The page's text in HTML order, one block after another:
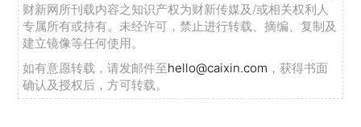
财新网所刊载内容之知识产权为财新传媒及/或相关权利人
专属所有或持有。未经许可，禁止进行转载、摘编、复制及
建立镜像等任何使用。
如有意愿转载，请发邮件至hello@caixin.com ，获得书面
确认及授权后，方可转载。